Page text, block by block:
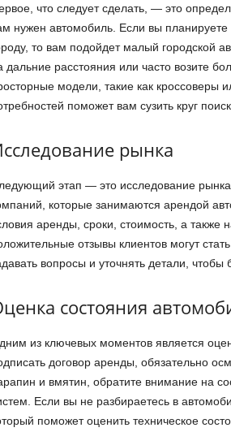
что следует сделать, — это
нужен автомобиль. Если вы
то вам подойдет малый городской
дальние расстояния или часто возите
модели, такие как кроссоверы
поможет вам сузить круг
рынка
этап — это исследование
которые занимаются арендой
аренды, сроки, стоимость, а
отзывы клиентов могут
вопросы и уточнять детали,
состояния
из ключевых моментов является
договор аренды, обязательно
и вмятин, обратите внимание на
Если вы не разбираетесь в
поможет оценить техническое